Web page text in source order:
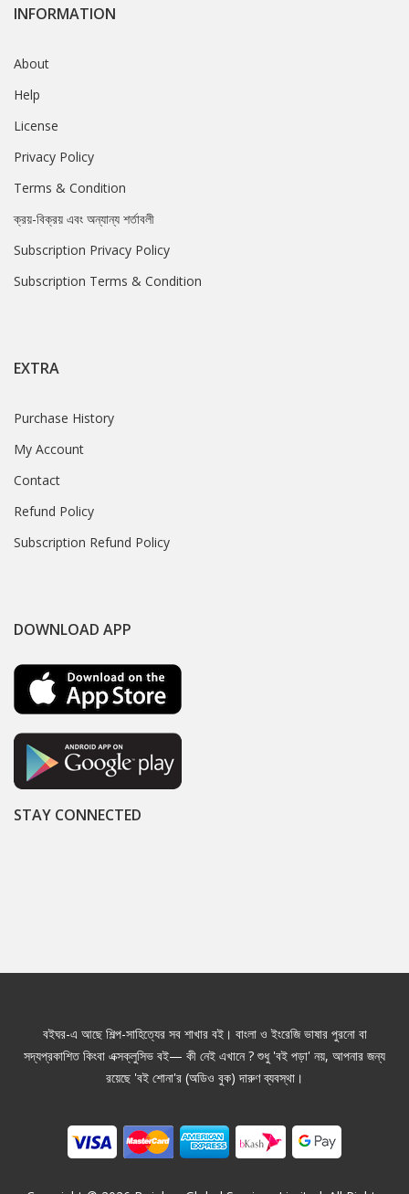
INFORMATION
About
Help
License
Privacy Policy
Terms & Condition
ক্রয়-বিক্রয় এবং অন্যান্য শর্তাবলী
Subscription Privacy Policy
Subscription Terms & Condition
EXTRA
Purchase History
My Account
Contact
Refund Policy
Subscription Refund Policy
DOWNLOAD APP
STAY CONNECTED
বইঘর-এ আছে শিল্প-সাহিত্যের সব শাখার বই। বাংলা ও ইংরেজি ভাষার পুরনো বা
সদ্যপ্রকাশিত কিংবা এক্সক্লুসিভ বই— কী নেই এখানে ? শুধু 'বই পড়া' নয়, আপনার জন্য
রয়েছে 'বই শোনা'র (অডিও বুক) দারুণ ব্যবস্থা।